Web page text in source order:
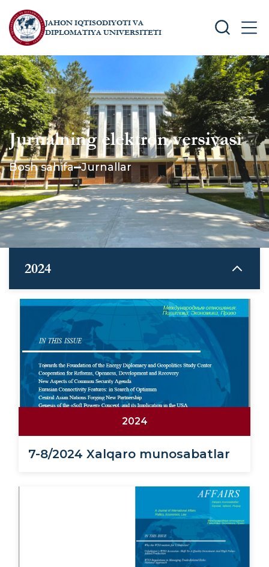
JAHON IQTISODIYOTI VA
DIPLOMATIYA UNIVERSITETI
SEARCH
Jurnalning elektron versiyasi
Bosh sahifa Jurnallar
2024
2024
7-8/2024 Xalqaro munosabatlar